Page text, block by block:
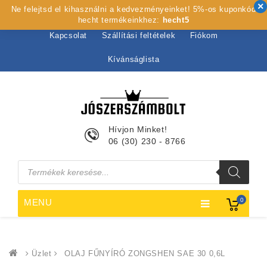
Kezdőlap Rólunk Webshop Szolgáltatások
Kapcsolat Szállítási feltételek Fiókom
Kívánságlista
0
Hívjon Minket!
06 (30) 230 - 8766
Products
search
MENU
Üzlet OLAJ FŰNYÍRÓ ZONGSHEN SAE 30 0,6L
Ne felejtsd el kihasználni a kedvezményeinket! 5%-os kuponkód
hecht termékeinkhez: hecht5